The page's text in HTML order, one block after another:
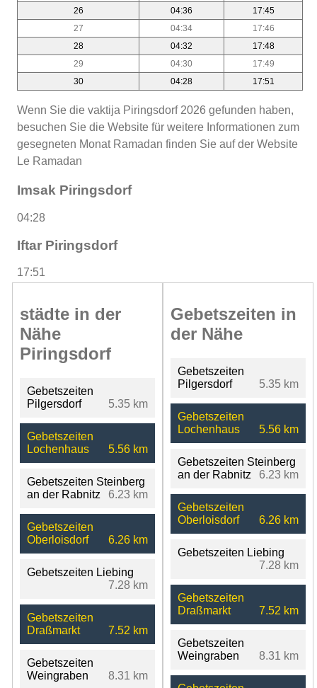
26
04:36
17:45
27
04:34
17:46
28
04:32
17:48
29
04:30
17:49
30
04:28 17:51
Wenn Sie die vaktija Piringsdorf 2026 gefunden haben,
besuchen Sie die Website für weitere Informationen zum
gesegneten Monat Ramadan finden Sie auf der Website
Le Ramadan
Imsak Piringsdorf
04:28
Iftar Piringsdorf
17:51
städte in der
Nähe
Piringsdorf
Gebetszeiten
Pilgersdorf
5.35 km
Gebetszeiten
Lochenhaus
5.56 km
Gebetszeiten Steinberg
an der Rabnitz
6.23 km
Gebetszeiten
Oberloisdorf
6.26 km
Gebetszeiten Liebing
7.28 km
Gebetszeiten
Draßmarkt
7.52 km
Gebetszeiten
Weingraben
8.31 km
Gebetszeiten in
der Nähe
Gebetszeiten
Pilgersdorf
5.35 km
Gebetszeiten
Lochenhaus
5.56 km
Gebetszeiten Steinberg
an der Rabnitz
6.23 km
Gebetszeiten
Oberloisdorf
6.26 km
Gebetszeiten Liebing
7.28 km
Gebetszeiten
Draßmarkt
7.52 km
Gebetszeiten
Weingraben
8.31 km